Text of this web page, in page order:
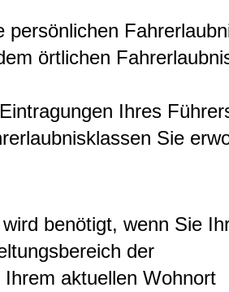
persönlichen
örtlichen
Ihres
Sie
benötigt, wenn Sie
der
aktuellen Wohnort